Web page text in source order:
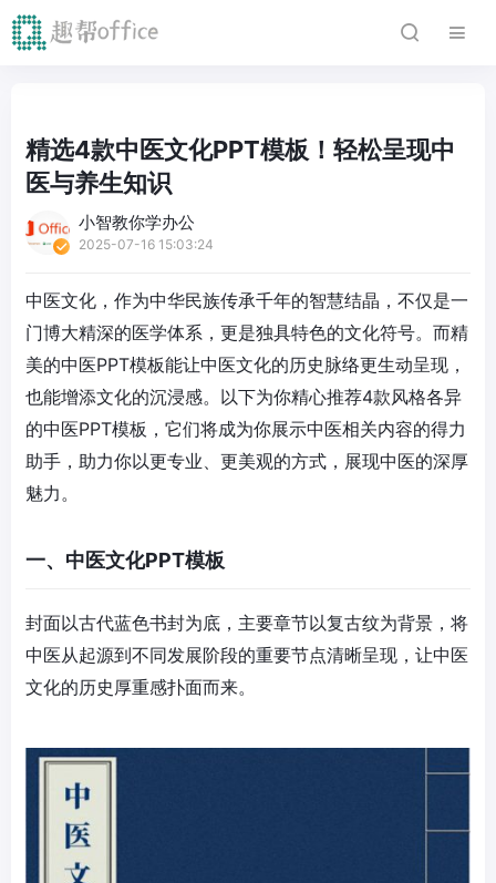
精选4款中医文化PPT模板！轻松呈现中
医与养生知识
小智教你学办公
2025-07-16 15:03:24
中医文化，作为中华民族传承千年的智慧结晶，不仅是一
门博大精深的医学体系，更是独具特色的文化符号。而精
美的中医PPT模板能让中医文化的历史脉络更生动呈现，
也能增添文化的沉浸感。以下为你精心推荐4款风格各异
的中医PPT模板，它们将成为你展示中医相关内容的得力
助手，助力你以更专业、更美观的方式，展现中医的深厚
魅力。
一、中医文化PPT模板
封面以古代蓝色书封为底，主要章节以复古纹为背景，将
中医从起源到不同发展阶段的重要节点清晰呈现，让中医
文化的历史厚重感扑面而来。